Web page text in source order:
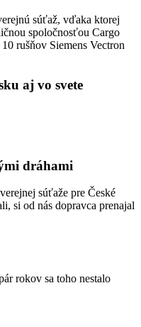
súťaž, vďaka ktorej
spoločnosťou Cargo
rušňov Siemens Vectron
aj vo svete
dráhami
súťaže pre České
si od nás dopravca prenajal
rokov sa toho nestalo